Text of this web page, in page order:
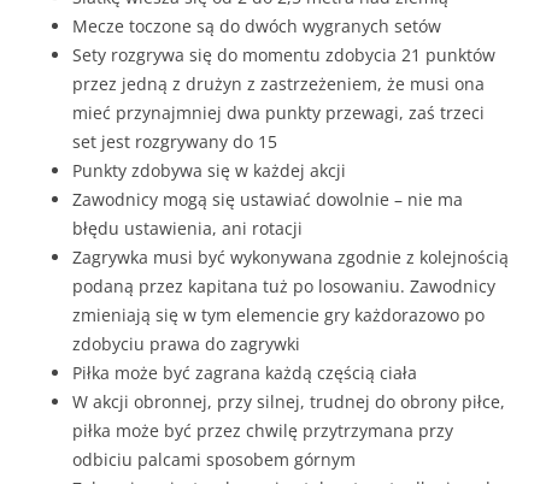
Mecze toczone są do dwóch wygranych setów
Sety rozgrywa się do momentu zdobycia 21 punktów
przez jedną z drużyn z zastrzeżeniem, że musi ona
mieć przynajmniej dwa punkty przewagi, zaś trzeci
set jest rozgrywany do 15
Punkty zdobywa się w każdej akcji
Zawodnicy mogą się ustawiać dowolnie – nie ma
błędu ustawienia, ani rotacji
Zagrywka musi być wykonywana zgodnie z kolejnością
podaną przez kapitana tuż po losowaniu. Zawodnicy
zmieniają się w tym elemencie gry każdorazowo po
zdobyciu prawa do zagrywki
Piłka może być zagrana każdą częścią ciała
W akcji obronnej, przy silnej, trudnej do obrony piłce,
piłka może być przez chwilę przytrzymana przy
odbiciu palcami sposobem górnym